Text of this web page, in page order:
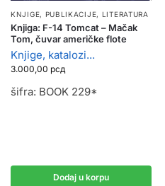
KNJIGE, PUBLIKACIJE, LITERATURA
Knjiga: F-14 Tomcat – Mačak
Tom, čuvar američke flote
Knjige, katalozi...
3.000,00 рсд
šifra: BOOK 229*
Dodaj u korpu